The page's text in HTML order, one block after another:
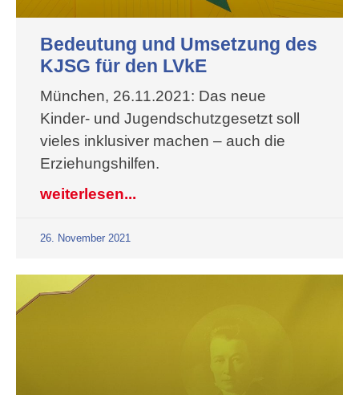
Bedeutung und Umsetzung des
KJSG für den LVkE
München, 26.11.2021: Das neue
Kinder- und Jugendschutzgesetzt soll
vieles inklusiver machen – auch die
Erziehungshilfen.
weiterlesen...
26. November 2021